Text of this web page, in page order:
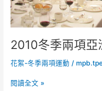
2010冬季兩項
花絮-冬季兩項運動 /
大
會
閱讀全文 »